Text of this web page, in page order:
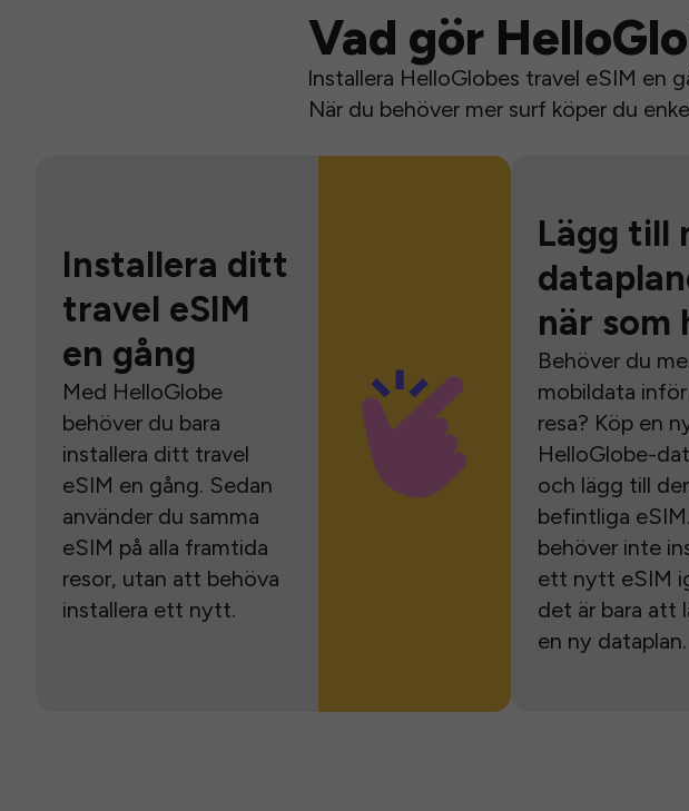
Vad gör
Installera HelloGlobes travel eSIM en
När du behöver mer surf köper du
Installera ditt
travel eSIM
en gång
Med HelloGlobe
behöver du bara
installera ditt travel
eSIM en gång. Sedan
använder du samma
eSIM på alla framtida
resor, utan att behöva
installera ett nytt.
Lägg till
när som
Behöver du
mobildata
resa? Köp en
HelloGlobe-
och lägg till
befintliga
behöver inte
ett nytt eSIM
det är bara att
en ny dataplan.